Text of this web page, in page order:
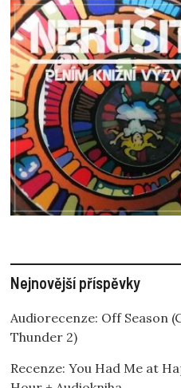
Nejnovější příspěvky
Audiorecenze: Off Season
Thunder 2)
Recenze: You Had Me at